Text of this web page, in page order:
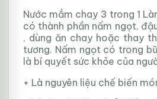
Nước mắm chay 3 trong 1
có thành phần nấm ngọt,
, dùng ăn chay hoặc thay
tương. Nấm ngọt có trong
là bí quyết sức khỏe của
+ Là nguyên liệu chế biến